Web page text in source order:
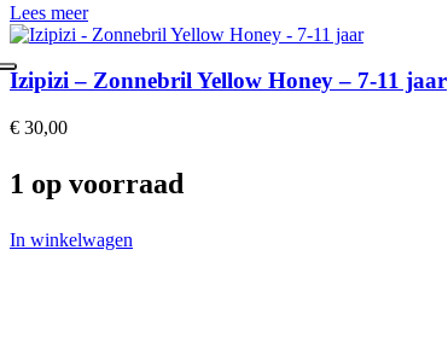
Lees meer
Izipizi – Zonnebril Yellow Honey – 7-11 jaar
€ 30,00
1 op voorraad
In winkelwagen